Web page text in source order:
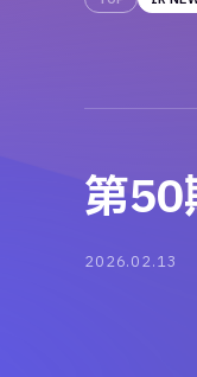
第
2026.02.13